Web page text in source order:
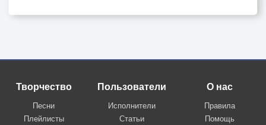
Творчество
Песни
Плейлисты
Пользователи
Исполнители
Статьи
О нас
Правила
Помощь